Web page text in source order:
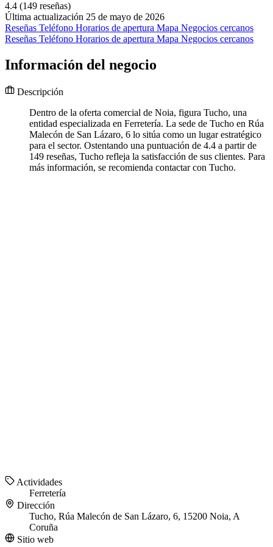
4.4 (149 reseñas)
Última actualización 25 de mayo de 2026
Reseñas Teléfono Horarios de apertura Mapa Negocios cercanos
Reseñas Teléfono Horarios de apertura Mapa Negocios cercanos
Información del negocio
Descripción
Dentro de la oferta comercial de Noia, figura Tucho, una
entidad especializada en Ferretería. La sede de Tucho en Rúa
Malecón de San Lázaro, 6 lo sitúa como un lugar estratégico
para el sector. Ostentando una puntuación de 4.4 a partir de
149 reseñas, Tucho refleja la satisfacción de sus clientes. Para
más información, se recomienda contactar con Tucho.
Actividades
Ferretería
Dirección
Tucho, Rúa Malecón de San Lázaro, 6, 15200 Noia, A
Coruña
Sitio web